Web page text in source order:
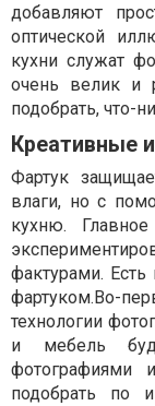
добавляют
оптической
кухни служат
очень велик и
подобрать, что-
Креативные
Фартук
влаги, но с
кухню.
фактурами.
фартуком.Во-
технологии
и мебель
фотографиями
подобрать по